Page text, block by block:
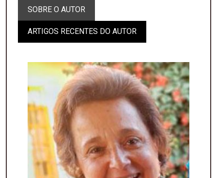
SOBRE O AUTOR
ARTIGOS RECENTES DO AUTOR